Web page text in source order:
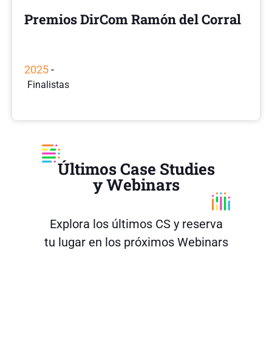
Premios DirCom Ramón del Corral
2025-
Finalistas
Últimos Case Studies
y Webinars
Explora los últimos CS y reserva
tu lugar en los próximos Webinars